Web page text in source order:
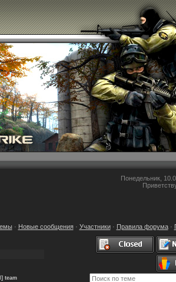
Понедельник,
· Новые сообщения· Участники· Правила форума·
team